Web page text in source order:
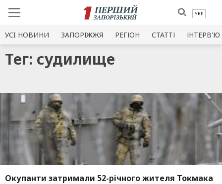
УКР
УСI НОВИНИ ЗАПОРІЖЖЯ РЕГІОН СТАТТІ ІНТЕРВ'Ю
Тег: судилище
Окупанти затримали 52-річного жителя Токмака